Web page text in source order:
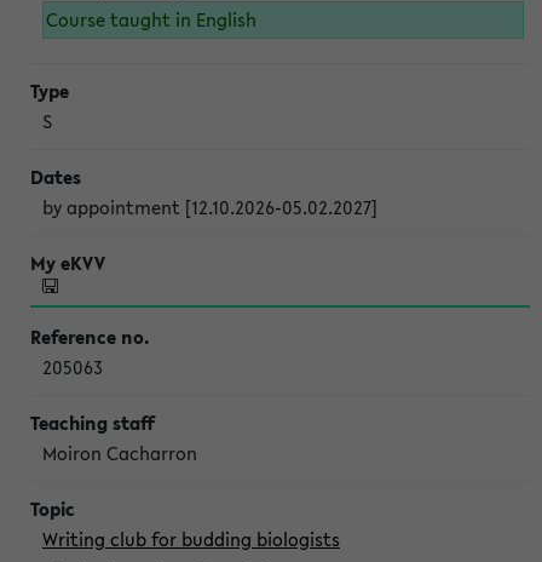
Course taught in English
S
by appointment [12.10.2026-05.02.2027]
205063
Moiron Cacharron
Writing club for budding biologists